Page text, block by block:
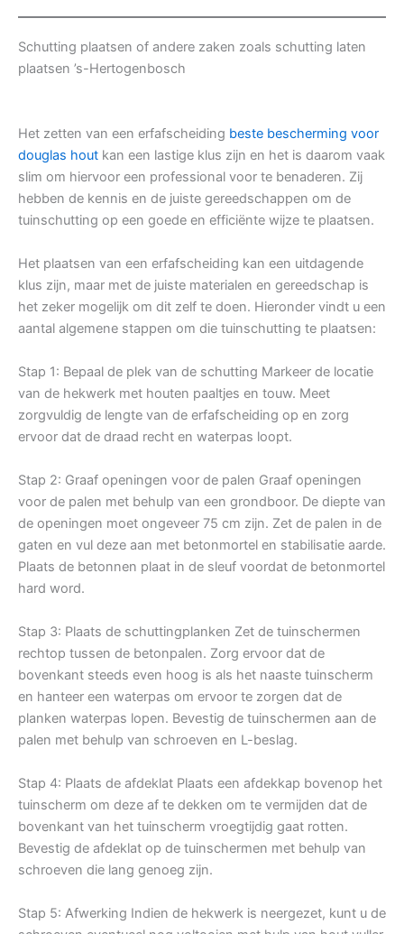
Schutting plaatsen of andere zaken zoals schutting laten
plaatsen ’s-Hertogenbosch
Het zetten van een erfafscheiding beste bescherming voor
douglas hout kan een lastige klus zijn en het is daarom vaak
slim om hiervoor een professional voor te benaderen. Zij
hebben de kennis en de juiste gereedschappen om de
tuinschutting op een goede en efficiënte wijze te plaatsen.
Het plaatsen van een erfafscheiding kan een uitdagende
klus zijn, maar met de juiste materialen en gereedschap is
het zeker mogelijk om dit zelf te doen. Hieronder vindt u een
aantal algemene stappen om die tuinschutting te plaatsen:
Stap 1: Bepaal de plek van de schutting Markeer de locatie
van de hekwerk met houten paaltjes en touw. Meet
zorgvuldig de lengte van de erfafscheiding op en zorg
ervoor dat de draad recht en waterpas loopt.
Stap 2: Graaf openingen voor de palen Graaf openingen
voor de palen met behulp van een grondboor. De diepte van
de openingen moet ongeveer 75 cm zijn. Zet de palen in de
gaten en vul deze aan met betonmortel en stabilisatie aarde.
Plaats de betonnen plaat in de sleuf voordat de betonmortel
hard word.
Stap 3: Plaats de schuttingplanken Zet de tuinschermen
rechtop tussen de betonpalen. Zorg ervoor dat de
bovenkant steeds even hoog is als het naaste tuinscherm
en hanteer een waterpas om ervoor te zorgen dat de
planken waterpas lopen. Bevestig de tuinschermen aan de
palen met behulp van schroeven en L-beslag.
Stap 4: Plaats de afdeklat Plaats een afdekkap bovenop het
tuinscherm om deze af te dekken om te vermijden dat de
bovenkant van het tuinscherm vroegtijdig gaat rotten.
Bevestig de afdeklat op de tuinschermen met behulp van
schroeven die lang genoeg zijn.
Stap 5: Afwerking Indien de hekwerk is neergezet, kunt u de